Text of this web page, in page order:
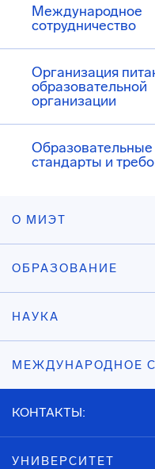
Международное
сотрудничество
Организация
образовательной
организации
Образовательные
стандарты и
О МИЭТ
ОБРАЗОВАНИЕ
НАУКА
МЕЖДУНАРОДНОЕ
КОНТАКТЫ:
УНИВЕРСИТЕТ